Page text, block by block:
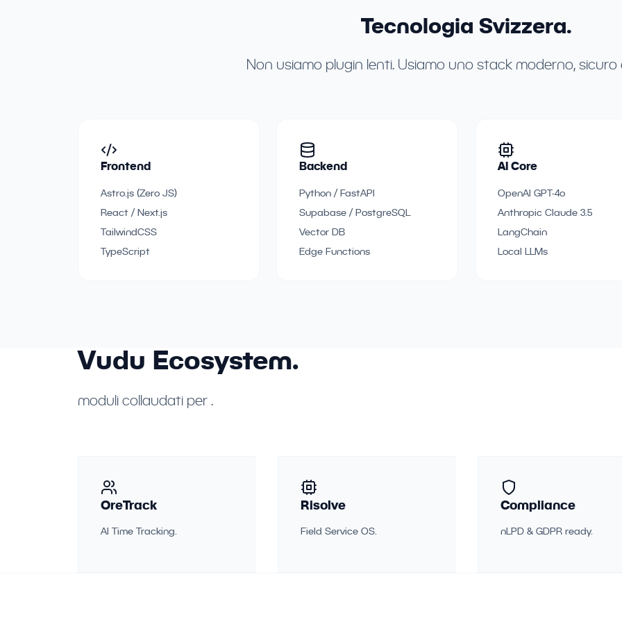
Tecnologia Svizzera.
Non usiamo plugin lenti. Usiamo uno stack moderno, sicuro
Frontend
Astro.js (Zero JS)
React / Next.js
TailwindCSS
TypeScript
Backend
Python / FastAPI
Supabase / PostgreSQL
Vector DB
Edge Functions
AI Core
OpenAI GPT-4o
Anthropic Claude 3.5
LangChain
Local LLMs
Vudu Ecosystem.
moduli collaudati per .
OreTrack
AI Time Tracking.
Risolve
Field Service OS.
Compliance
nLPD & GDPR ready.